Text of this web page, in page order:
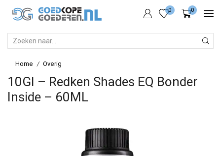
0 0
Home / Overig
10GI – Redken Shades EQ Bonder
Inside – 60ML